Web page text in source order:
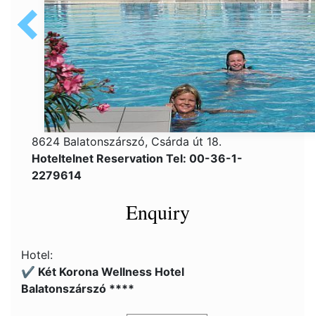
8624 Balatonszárszó, Csárda út 18.
Hoteltelnet Reservation Tel: 00-36-1-
2279614
Enquiry
Hotel:
✔️ Két Korona Wellness Hotel
Balatonszárszó ****